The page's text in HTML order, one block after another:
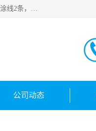
良鸿塑胶五金有限公司成 立于1998年，现厂房占地面积1200平方米，拥有十万级无尘车间，自动喷涂线1条，手动喷涂线2条，丝印移印滚印烫印拉线1条，本公司自建厂以来一直 以“顾客、品质、服务三个第一”为原则，从来货到处理、喷漆、烘烤、品检、包装等每一道工序都严格把持质量关，竭诚为广大朋友、客户服务。现如今已深得广 大客户信赖。
公司动态